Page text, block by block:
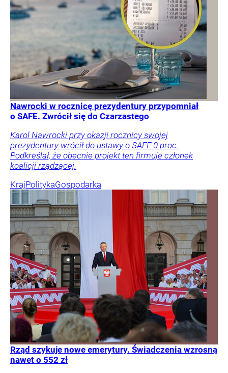
Nawrocki w rocznicę prezydentury przypomniał
o SAFE. Zwrócił się do Czarzastego
Karol Nawrocki przy okazji rocznicy swojej
prezydentury wrócił do ustawy o SAFE 0 proc.
Podkreślał, że obecnie projekt ten firmuje członek
koalicji rządzącej.
KrajPolitykaGospodarka
Rząd szykuje nowe emerytury. Świadczenia wzrosną
nawet o 552 zł